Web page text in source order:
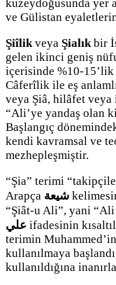
kuzeydoğusunda yer
ve Gülistan
Şiîlikveya Şialıkbir
gelen ikinci geniş
içerisinde %10-
Câferîlik ile eş
veya Şiâ, hilâfet
“Ali’ye yandaş olan
Başlangıç
kendi kavramsal ve
mezhepleşmiştir.
“Şia” terimi
Arapça شيعة
“Şiât-u Ali”, yani
علي ifadesinin
terimin
kullanılmaya
kullanıldığına